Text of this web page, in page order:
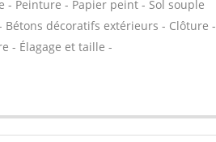
Peinture - Papier peint - Sol souple
Bétons décoratifs extérieurs - Clôture -
- Élagage et taille -